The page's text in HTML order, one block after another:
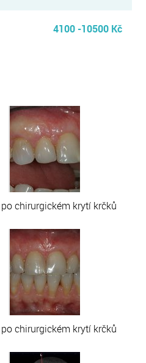
4100 -10500 Kč
chirurgickém krytí krčků
chirurgickém krytí krčků